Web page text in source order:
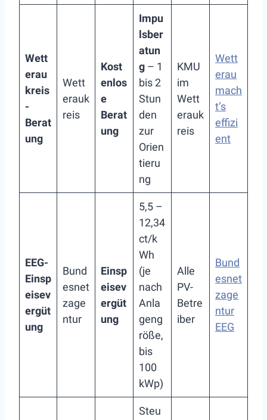
Wett
erau
kreis
-
Berat
ung
Wett
erauk
reis
Kost
enlos
e
Berat
ung
Impu
lsber
atun
g – 1
bis 2
Stun
den
zur
Orien
tieru
ng
KMU
im
Wett
erauk
reis
Wett
erau
mach
t’s
effizi
ent
EEG-
Einsp
eisev
ergüt
ung
Bund
esnet
zage
ntur
Einsp
eisev
ergüt
ung
5,5 –
12,34
ct/k
Wh
(je
nach
Anla
geng
röße,
bis
100
kWp)
Alle
PV-
Betre
iber
Bund
esnet
zage
ntur
EEG
Steu